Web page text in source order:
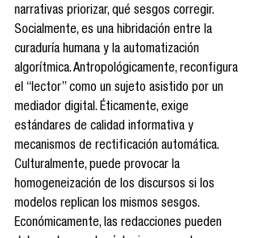
narrativas priorizar, qué sesgos corregir.
Socialmente, es una hibridación entre la
curaduría humana y la automatización
algorítmica. Antropológicamente, reconfigura
el “lector” como un sujeto asistido por un
mediador digital. Éticamente, exige
estándares de calidad informativa y
mecanismos de rectificación automática.
Culturalmente, puede provocar la
homogeneización de los discursos si los
modelos replican los mismos sesgos.
Económicamente, las redacciones pueden